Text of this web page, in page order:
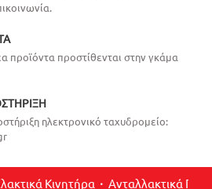
προϊόντα προστίθενται στην γκάμα
ηλεκτρονικό ταχυδρομείο:
Κινητήρα Ανταλλακτικά